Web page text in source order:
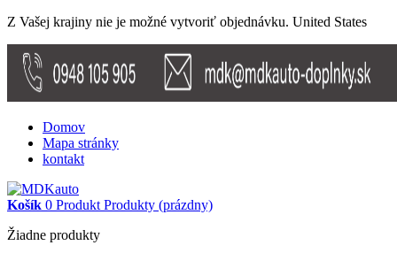
Z Vašej krajiny nie je možné vytvoriť objednávku. United States
Domov
Mapa stránky
kontakt
Košík 0 Produkt Produkty (prázdny)
Žiadne produkty